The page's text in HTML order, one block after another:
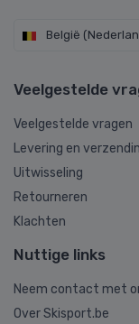
België
Veelgestelde
Veelgestelde vragen
Levering en
Uitwisseling
Retourneren
Klachten
Nuttige links
Neem contact met
Over Skisport.be